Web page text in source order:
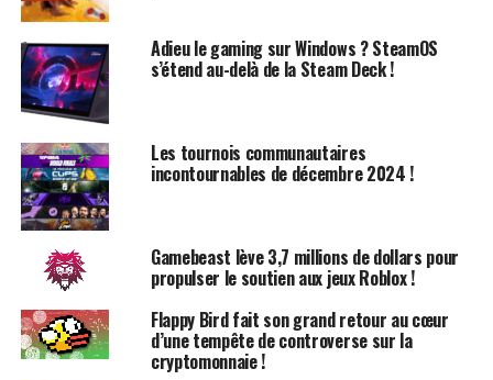
Under Defeat
alternative où une guerre totale fait rage sur un
« continent » fictif. Les joueurs doivent affronter leurs
ennemis jurés, connus sous le nom de « L’Union », dans
une lutte palpitante pour la survie.
Développement et Équipe
La création de cette nouvelle version est dirigée par City
Connection, un partenaire de confiance de Clear River
Games, sous la supervision de Takehiro Eda et de l’usine
Zerodiv Fukushima, qui est reconnue dans la
communauté des jeux de tir pour ses portages de haute
qualité de jeux classiques.
Adieu le gaming sur Windows ? SteamOS
s’étend au-delà de la Steam Deck !
Les tournois communautaires
incontournables de décembre 2024 !
Gamebeast lève 3,7 millions de dollars pour
propulser le soutien aux jeux Roblox !
Flappy Bird fait son grand retour au cœur
d’une tempête de controverse sur la
cryptomonnaie !